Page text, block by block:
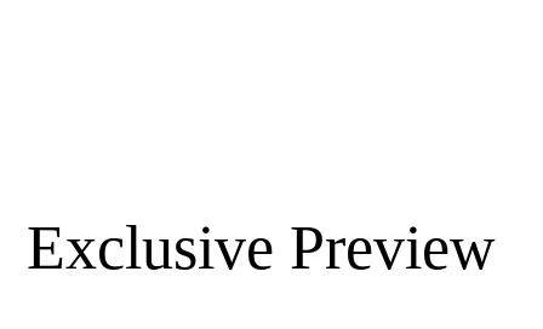
Exclusive Preview